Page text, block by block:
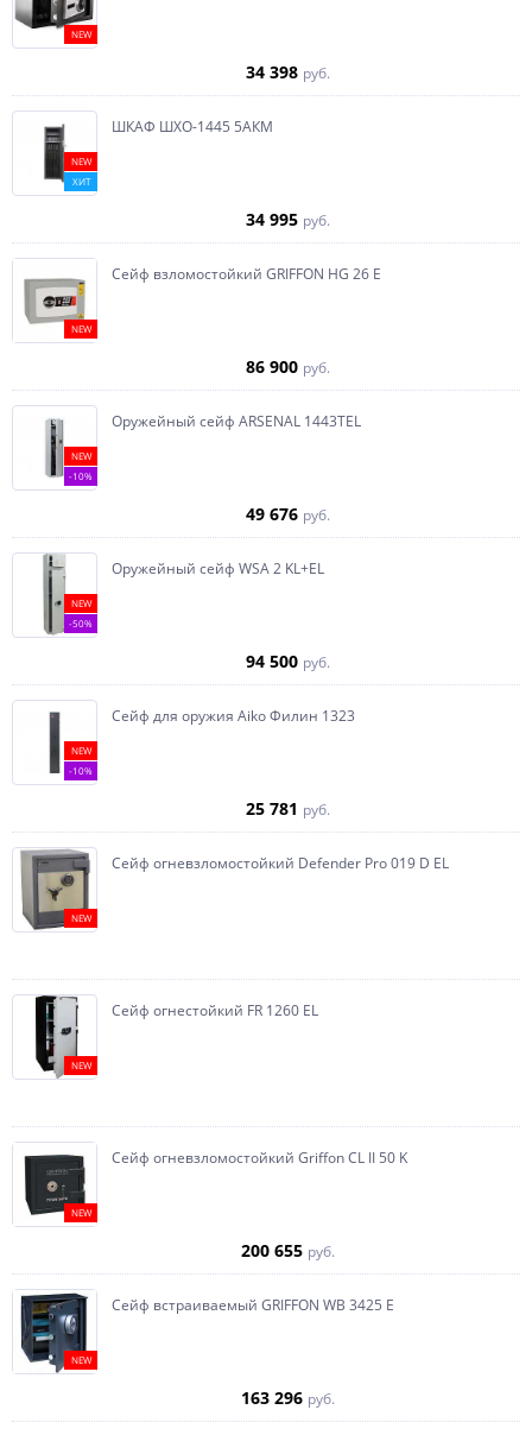
NEW
34 398 руб.
NEW
ХИТ
ШКАФ ШХО-1445 5АКМ
34 995 руб.
NEW
Сейф взломостойкий GRIFFON HG 26 E
86 900 руб.
NEW
-10%
Оружейный сейф ARSENAL 1443ТEL
49 676 руб.
NEW
-50%
Оружейный сейф WSA 2 KL+EL
94 500 руб.
NEW
-10%
Сейф для оружия Aiko Филин 1323
25 781 руб.
NEW
Сейф огневзломостойкий Defender Pro 019 D EL
NEW
Сейф огнестойкий FR 1260 EL
NEW
Сейф огневзломостойкий Griffon CL II 50 K
200 655 руб.
NEW
Сейф встраиваемый GRIFFON WB 3425 E
163 296 руб.